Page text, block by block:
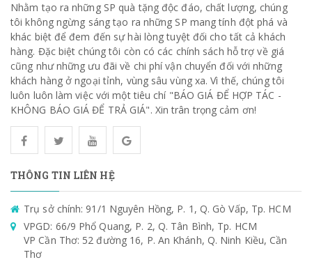
Nhằm tạo ra những SP quà tặng độc đáo, chất lượng, chúng
tôi không ngừng sáng tạo ra những SP mang tính đột phá và
khác biệt để đem đến sự hài lòng tuyệt đối cho tất cả khách
hàng. Đặc biệt chúng tôi còn có các chính sách hỗ trợ về giá
cũng như những ưu đãi về chi phí vận chuyển đối với những
khách hàng ở ngoại tỉnh, vùng sâu vùng xa. Vì thế, chúng tôi
luôn luôn làm việc với một tiêu chí "BÁO GIÁ ĐỂ HỢP TÁC -
KHÔNG BÁO GIÁ ĐỂ TRẢ GIÁ". Xin trân trọng cảm ơn!
THÔNG TIN LIÊN HỆ
Trụ sở chính: 91/1 Nguyên Hồng, P. 1, Q. Gò Vấp, Tp. HCM
VPGD: 66/9 Phổ Quang, P. 2, Q. Tân Bình, Tp. HCM
VP Cần Thơ: 52 đường 16, P. An Khánh, Q. Ninh Kiều, Cần
Thơ